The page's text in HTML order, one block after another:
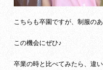
こちらも卒園ですが、制服の
この機会にぜひ♪
卒業の時と比べてみたら、違